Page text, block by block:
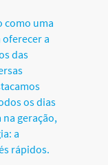
como uma
a
das
os dias
geração,
a
rápidos.